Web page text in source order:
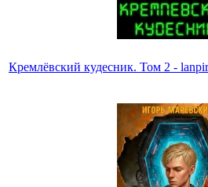
Кремлёвский кудесник. Том 2 -